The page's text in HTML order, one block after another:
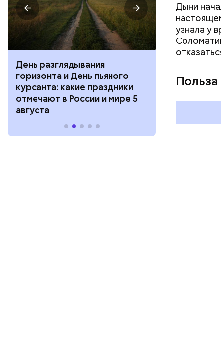
День разглядывания
горизонта и День пьяного
курсанта: какие праздники
отмечают в России и мире 5
августа
День
праздники
и мире 4
Дыни
узнала у